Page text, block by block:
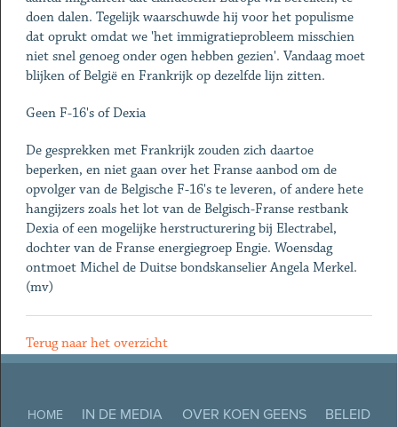
doen dalen. Tegelijk waarschuwde hij voor het populisme
dat oprukt omdat we 'het immigratieprobleem misschien
niet snel genoeg onder ogen hebben gezien'. Vandaag moet
blijken of België en Frankrijk op dezelfde lijn zitten.
Geen F-16's of Dexia
De gesprekken met Frankrijk zouden zich daartoe
beperken, en niet gaan over het Franse aanbod om de
opvolger van de Belgische F-16's te leveren, of andere hete
hangijzers zoals het lot van de Belgisch-Franse restbank
Dexia of een mogelijke herstructurering bij Electrabel,
dochter van de Franse energiegroep Engie. Woensdag
ontmoet Michel de Duitse bondskanselier Angela Merkel.
(mv)
Terug naar het overzicht
HOME IN DE MEDIA OVER KOEN GEENS
BELEID